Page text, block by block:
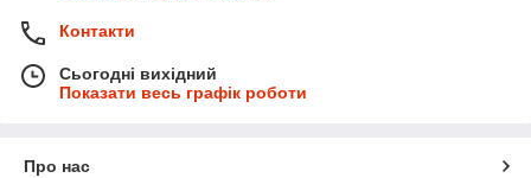
Контакти
Сьогодні вихідний
Показати весь графік роботи
Про нас